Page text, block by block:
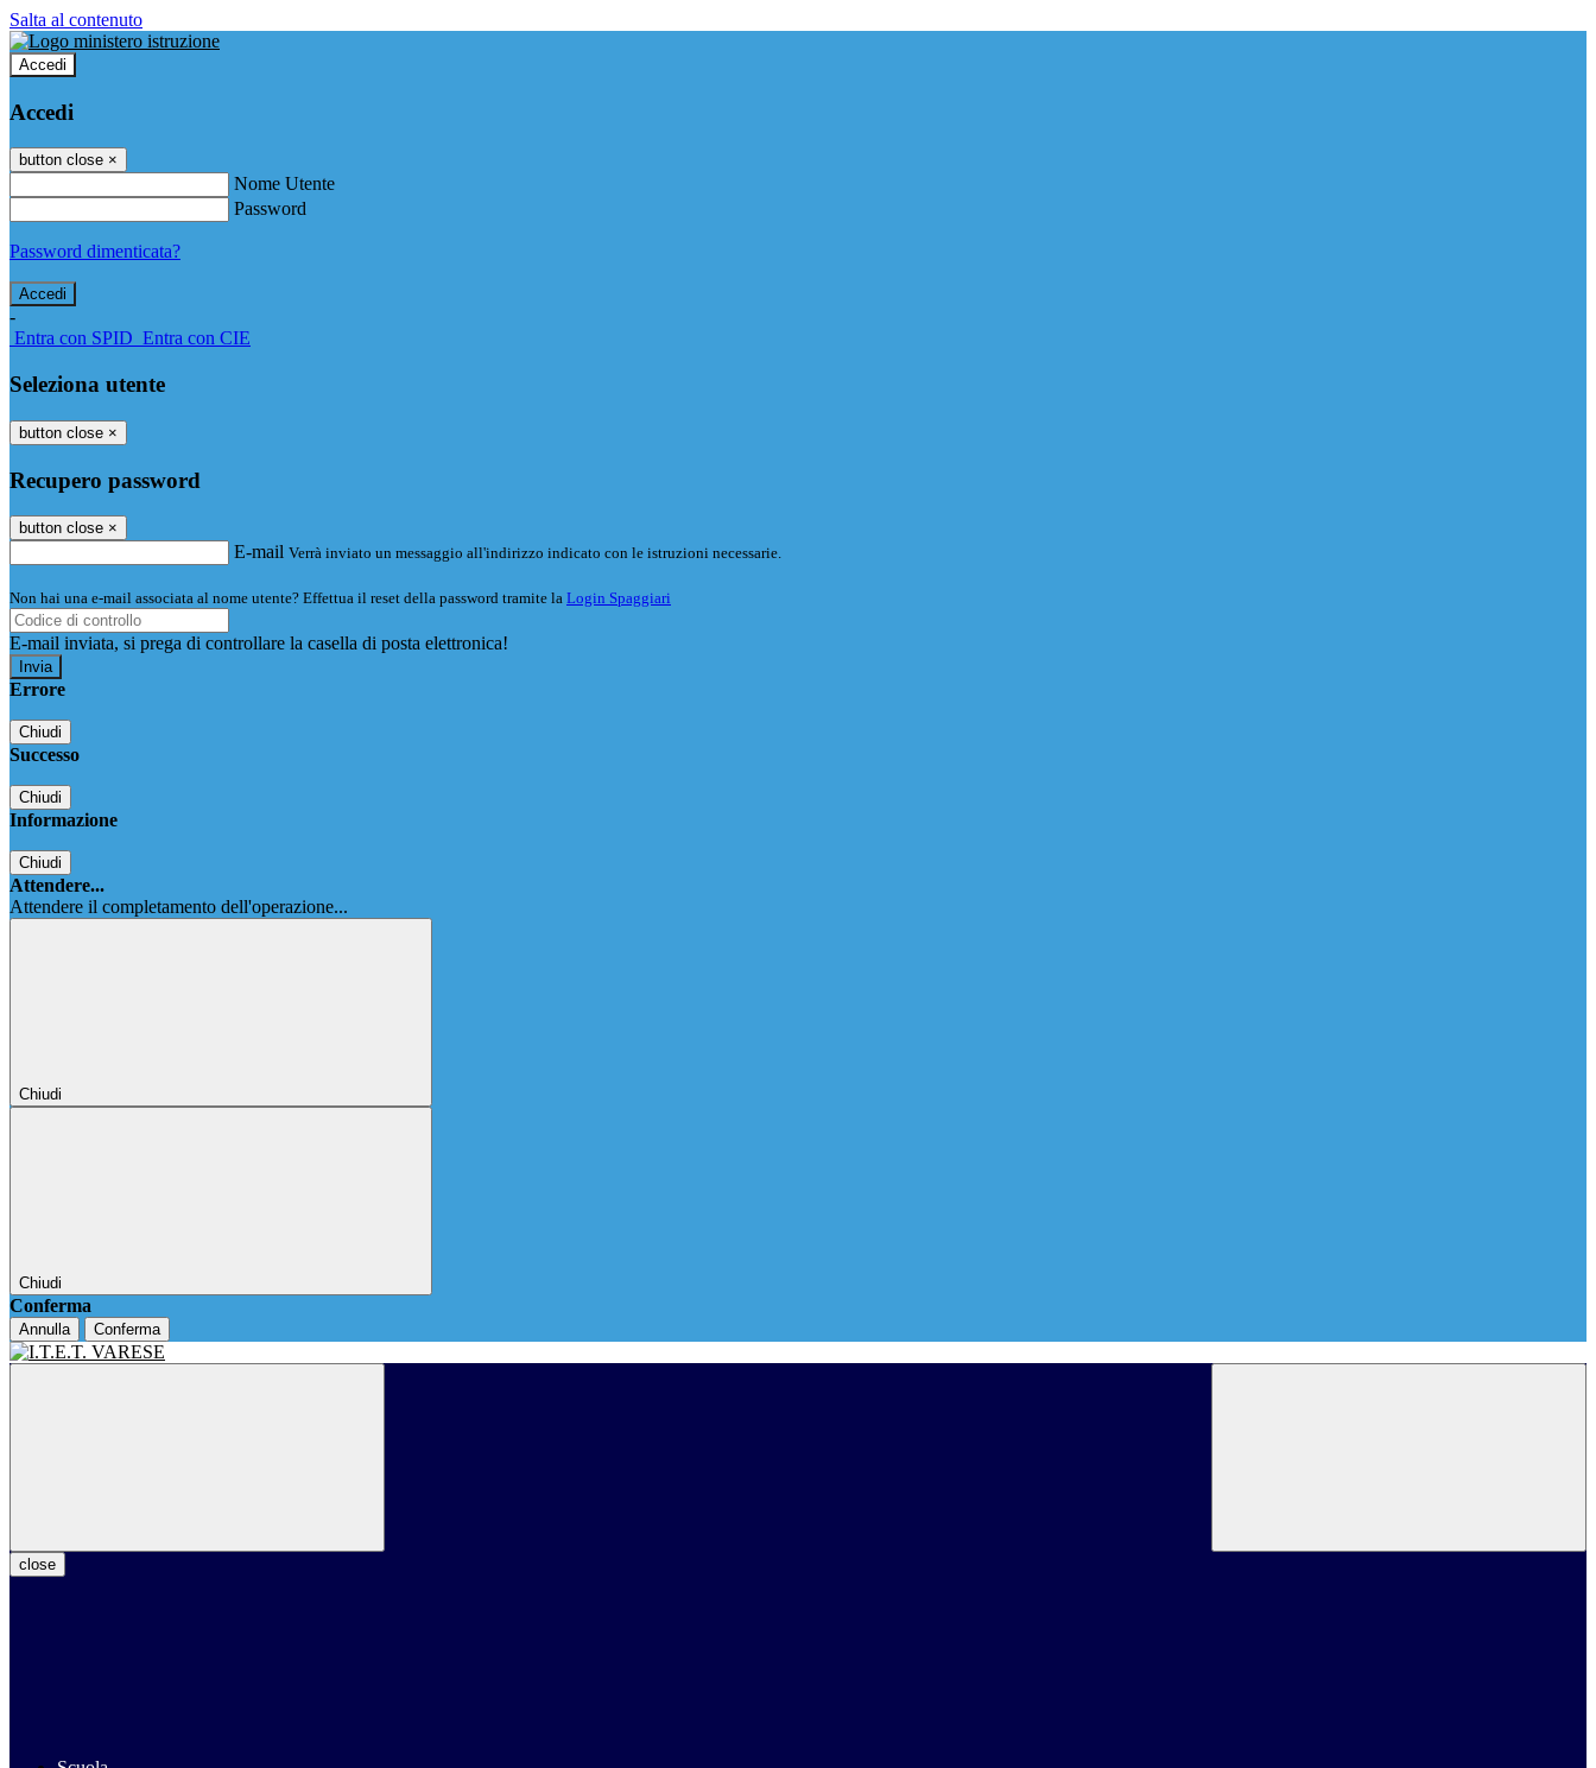
Salta al contenuto
Accedi
Accedi
button close ×
Nome Utente
Password
Password dimenticata?
-
Entra con SPID Entra con CIE
Seleziona utente
button close ×
Recupero password
button close ×
E-mail Verrà inviato un messaggio all'indirizzo indicato con le istruzioni necessarie.
Non hai una e-mail associata al nome utente? Effettua il reset della password tramite la Login Spaggiari
E-mail inviata, si prega di controllare la casella di posta elettronica!
Errore
Chiudi
Successo
Chiudi
Informazione
Chiudi
Attendere...
Attendere il completamento dell'operazione...
Chiudi
Chiudi
Conferma
Annulla Conferma
close